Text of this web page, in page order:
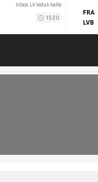
Inbox.LV ledus halle
15:30
FRA
LVB